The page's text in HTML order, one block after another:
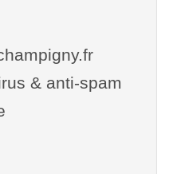
& anti-spam